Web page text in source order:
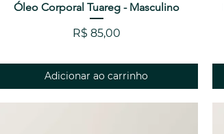
Visualização rápida
Óleo Corporal Tuareg - Masculino
Preço
R$ 85,00
Adicionar ao carrinho